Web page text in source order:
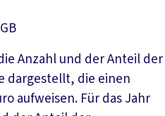
Anzahl und der Anteil der
dargestellt, die einen
aufweisen. Für das Jahr